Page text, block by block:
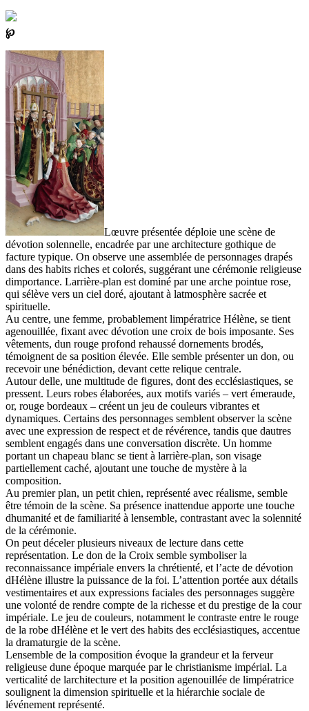
℘
Lœuvre présentée déploie une scène de
dévotion solennelle, encadrée par une architecture gothique de
facture typique. On observe une assemblée de personnages drapés
dans des habits riches et colorés, suggérant une cérémonie religieuse
dimportance. Larrière-plan est dominé par une arche pointue rose,
qui sélève vers un ciel doré, ajoutant à latmosphère sacrée et
spirituelle.
Au centre, une femme, probablement limpératrice Hélène, se tient
agenouillée, fixant avec dévotion une croix de bois imposante. Ses
vêtements, dun rouge profond rehaussé dornements brodés,
témoignent de sa position élevée. Elle semble présenter un don, ou
recevoir une bénédiction, devant cette relique centrale.
Autour delle, une multitude de figures, dont des ecclésiastiques, se
pressent. Leurs robes élaborées, aux motifs variés – vert émeraude,
or, rouge bordeaux – créent un jeu de couleurs vibrantes et
dynamiques. Certains des personnages semblent observer la scène
avec une expression de respect et de révérence, tandis que dautres
semblent engagés dans une conversation discrète. Un homme
portant un chapeau blanc se tient à larrière-plan, son visage
partiellement caché, ajoutant une touche de mystère à la
composition.
Au premier plan, un petit chien, représenté avec réalisme, semble
être témoin de la scène. Sa présence inattendue apporte une touche
dhumanité et de familiarité à lensemble, contrastant avec la solennité
de la cérémonie.
On peut déceler plusieurs niveaux de lecture dans cette
représentation. Le don de la Croix semble symboliser la
reconnaissance impériale envers la chrétienté, et l’acte de dévotion
dHélène illustre la puissance de la foi. L’attention portée aux détails
vestimentaires et aux expressions faciales des personnages suggère
une volonté de rendre compte de la richesse et du prestige de la cour
impériale. Le jeu de couleurs, notamment le contraste entre le rouge
de la robe dHélène et le vert des habits des ecclésiastiques, accentue
la dramaturgie de la scène.
Lensemble de la composition évoque la grandeur et la ferveur
religieuse dune époque marquée par le christianisme impérial. La
verticalité de larchitecture et la position agenouillée de limpératrice
soulignent la dimension spirituelle et la hiérarchie sociale de
lévénement représenté.